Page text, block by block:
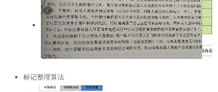
标记整理算法